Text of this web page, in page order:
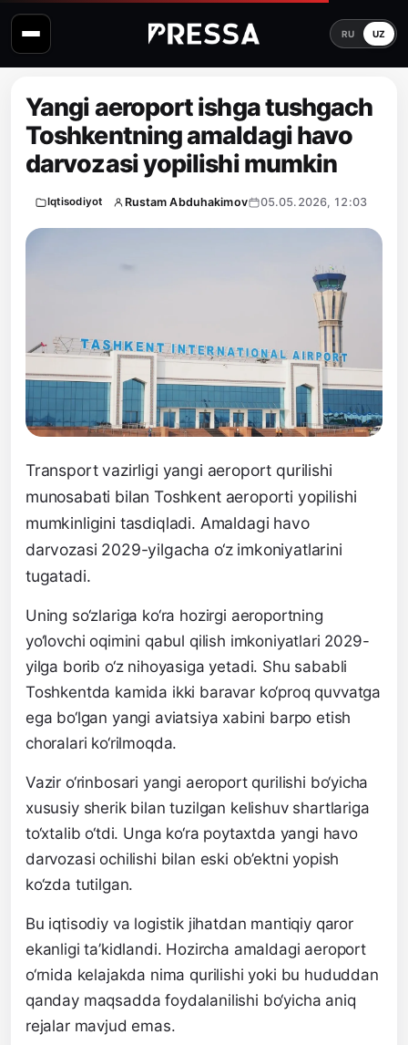
RU UZ
Yangi aeroport ishga tushgach
Toshkentning amaldagi havo
darvozasi yopilishi mumkin
Iqtisodiyot Rustam Abduhakimov 05.05.2026, 12:03
Transport vazirligi yangi aeroport qurilishi
munosabati bilan Toshkent aeroporti yopilishi
mumkinligini tasdiqladi. Amaldagi havo
darvozasi 2029-yilgacha o‘z imkoniyatlarini
tugatadi.
Uning so‘zlariga ko‘ra hozirgi aeroportning
yo‘lovchi oqimini qabul qilish imkoniyatlari 2029-
yilga borib o‘z nihoyasiga yetadi. Shu sababli
Toshkentda kamida ikki baravar ko‘proq quvvatga
ega bo‘lgan yangi aviatsiya xabini barpo etish
choralari ko‘rilmoqda.
Vazir o‘rinbosari yangi aeroport qurilishi bo‘yicha
xususiy sherik bilan tuzilgan kelishuv shartlariga
to‘xtalib o‘tdi. Unga ko‘ra poytaxtda yangi havo
darvozasi ochilishi bilan eski ob’ektni yopish
ko‘zda tutilgan.
Bu iqtisodiy va logistik jihatdan mantiqiy qaror
ekanligi ta’kidlandi. Hozircha amaldagi aeroport
o‘rnida kelajakda nima qurilishi yoki bu hududdan
qanday maqsadda foydalanilishi bo‘yicha aniq
rejalar mavjud emas.